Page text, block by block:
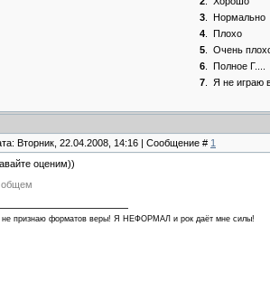
3. Нормально
4. Плохо
5. Очень
6. Полное Г....
7. Я не играю
Вторник, 22.04.2008, 14:16 | Сообщение # 1
оценим))
общем
признаю форматов веры! Я НЕФОРМАЛ и рок даёт мне силы!